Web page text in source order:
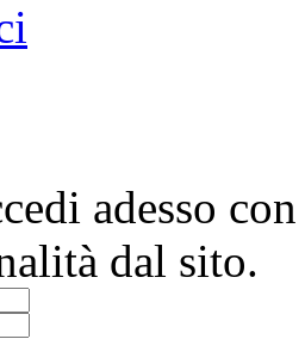
adesso
dal sito.